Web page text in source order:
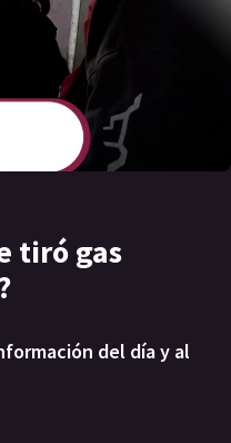
tiró gas
del día y al